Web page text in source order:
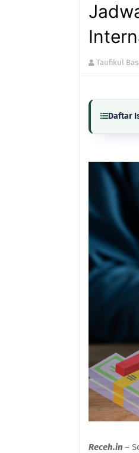
Taufikul
Daftar
Receh.in –